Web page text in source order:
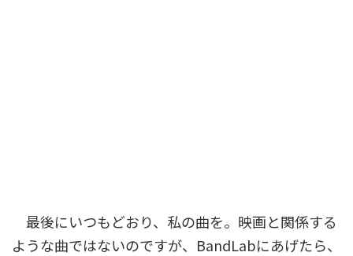
最後にいつもどおり、私の曲を。映画と関係する
ような曲ではないのですが、BandLabにあげたら、